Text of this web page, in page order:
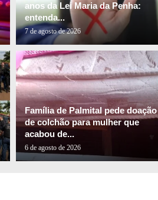
anos da Lei Maria da Penha:
entenda...
7 de agosto de 2026
Família de Palmital pede doação
de colchão para mulher que
acabou de...
6 de agosto de 2026